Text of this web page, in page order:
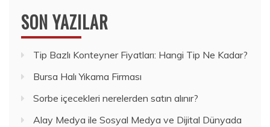
SON YAZILAR
Tip Bazlı Konteyner Fiyatları: Hangi Tip Ne Kadar?
Bursa Halı Yıkama Firması
Sorbe içecekleri nerelerden satın alınır?
Alay Medya ile Sosyal Medya ve Dijital Dünyada